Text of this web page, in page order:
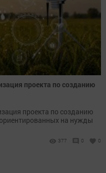
проекта по созданию
проекта по созданию
на нужды
377 0 0